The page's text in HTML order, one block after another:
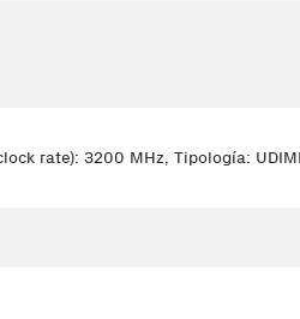
rate): 3200 MHz, Tipología: